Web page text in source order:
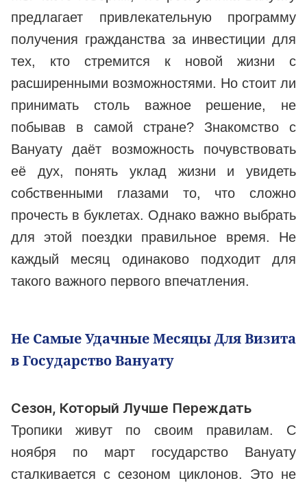
предлагает привлекательную программу
получения гражданства за инвестиции для
тех, кто стремится к новой жизни с
расширенными возможностями. Но стоит ли
принимать столь важное решение, не
побывав в самой стране? Знакомство с
Вануату даёт возможность почувствовать
её дух, понять уклад жизни и увидеть
собственными глазами то, что сложно
прочесть в буклетах. Однако важно выбрать
для этой поездки правильное время. Не
каждый месяц одинаково подходит для
такого важного первого впечатления.
Не Самые Удачные Месяцы Для Визита
в Государство Вануату
Сезон, Который Лучше Переждать
Тропики живут по своим правилам. С
ноября по март государство Вануату
сталкивается с сезоном циклонов. Это не